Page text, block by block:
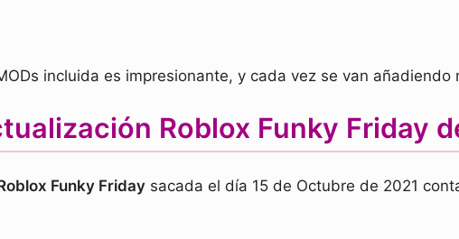
incluida es impresionante, y cada vez se van añadiendo
Roblox Funky Friday
Funky Friday sacada el día 15 de Octubre de 2021